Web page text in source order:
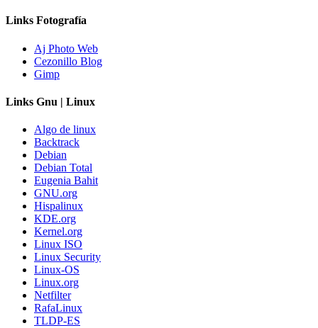
Links Fotografía
Aj Photo Web
Cezonillo Blog
Gimp
Links Gnu | Linux
Algo de linux
Backtrack
Debian
Debian Total
Eugenia Bahit
GNU.org
Hispalinux
KDE.org
Kernel.org
Linux ISO
Linux Security
Linux-OS
Linux.org
Netfilter
RafaLinux
TLDP-ES